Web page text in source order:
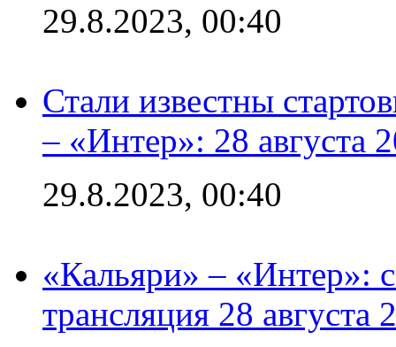
29.8.2023, 00:40
Стали известны
– «Интер»: 28 августа
29.8.2023, 00:40
«Кальяри» – «Интер»:
трансляция 28 августа